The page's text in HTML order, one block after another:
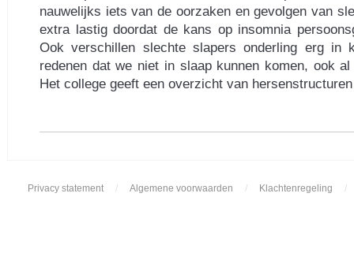
nauwelijks iets van de oorzaken en gevolgen van
extra lastig doordat de kans op insomnia
Ook verschillen slechte slapers onderling erg in
redenen dat we niet in slaap kunnen komen, ook
Het college geeft een overzicht van
Privacy statement / Algemene voorwaarden / Klachtenregeling /